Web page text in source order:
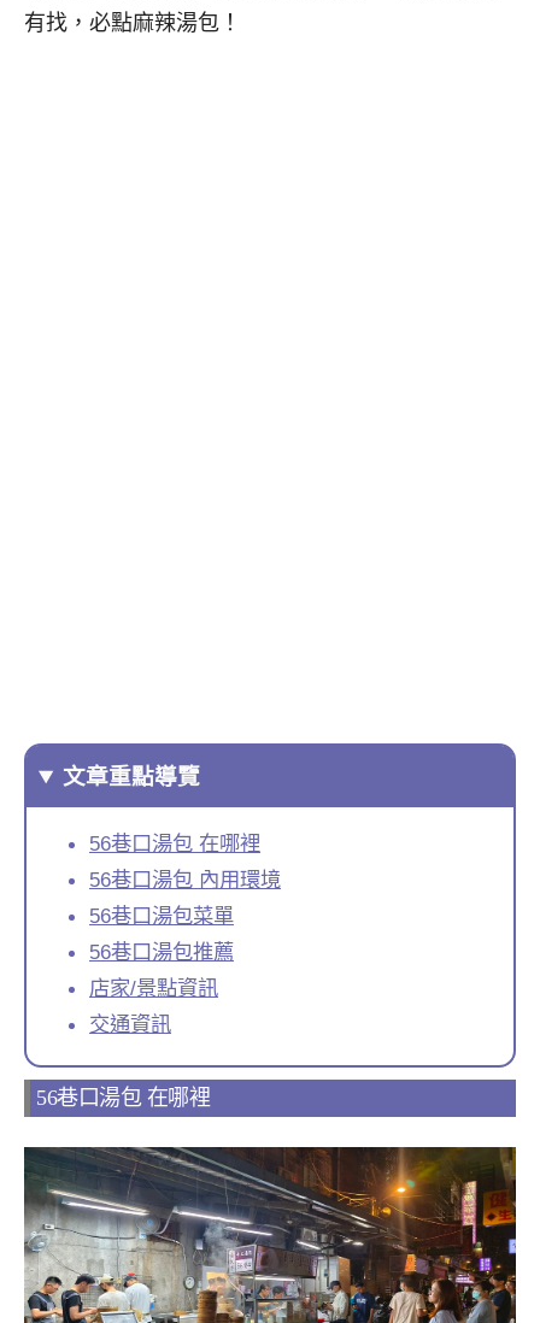
有找，必點麻辣湯包！
文章重點導覽
56巷口湯包 在哪裡
56巷口湯包 內用環境
56巷口湯包菜單
56巷口湯包推薦
店家/景點資訊
交通資訊
56巷口湯包 在哪裡